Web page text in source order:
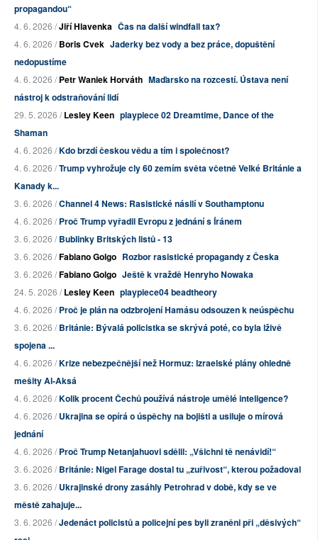
propagandou“
4. 6. 2026 /Jiří Hlavenka Čas na další windfall tax?
4. 6. 2026 /Boris Cvek Jaderky bez vody a bez práce, dopuštění
nedopustíme
4. 6. 2026 /Petr Waniek Horváth Maďarsko na rozcestí. Ústava není
nástroj k odstraňování lidí
29. 5. 2026 /Lesley Keen playpiece 02 Dreamtime, Dance of the
Shaman
4. 6. 2026 /Kdo brzdí českou vědu a tím i společnost?
4. 6. 2026 /Trump vyhrožuje cly 60 zemím světa včetně Velké Británie a
Kanady k...
3. 6. 2026 /Channel 4 News: Rasistické násilí v Southamptonu
4. 6. 2026 /Proč Trump vyřadil Evropu z jednání s Íránem
3. 6. 2026 /Bublinky Britských listů - 13
3. 6. 2026 /Fabiano Golgo Rozbor rasistické propagandy z Česka
3. 6. 2026 /Fabiano Golgo Ještě k vraždě Henryho Nowaka
24. 5. 2026 /Lesley Keen playpiece04 beadtheory
4. 6. 2026 /Proč je plán na odzbrojení Hamásu odsouzen k neúspěchu
3. 6. 2026 /Británie: Bývalá policistka se skrývá poté, co byla lživě
spojena ...
4. 6. 2026 /Krize nebezpečnější než Hormuz: Izraelské plány ohledně
mešity Al-Aksá
4. 6. 2026 /Kolik procent Čechů používá nástroje umělé inteligence?
4. 6. 2026 /Ukrajina se opírá o úspěchy na bojišti a usiluje o mírová
jednání
4. 6. 2026 /Proč Trump Netanjahuovi sdělil: „Všichni tě nenávidí!“
3. 6. 2026 /Británie: Nigel Farage dostal tu „zuřivost“, kterou požadoval
3. 6. 2026 /Ukrajinské drony zasáhly Petrohrad v době, kdy se ve
městě zahajuje...
3. 6. 2026 /Jedenáct policistů a policejní pes byli zraněni při „děsivých“